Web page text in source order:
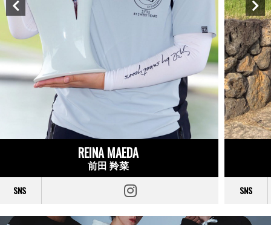
REINA MAEDA
前田 羚菜
SNS SNS